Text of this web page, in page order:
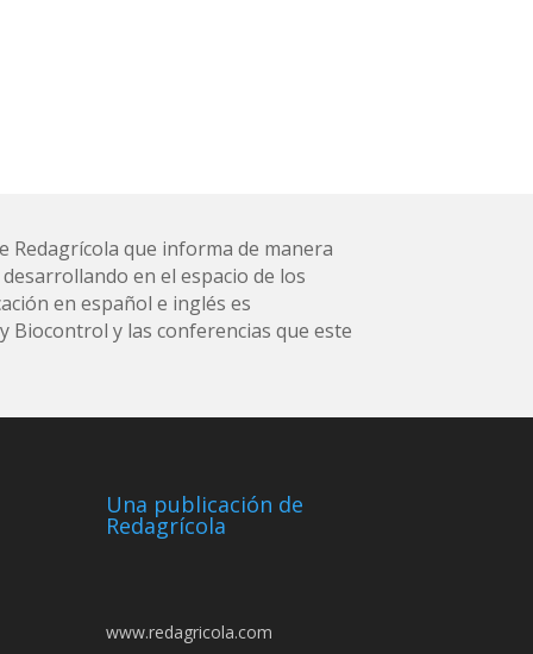
Redagrícola que informa de manera
en el espacio de los
en español e inglés es
Biocontrol y las conferencias que este
Una publicación de
Redagrícola
www.redagricola.com